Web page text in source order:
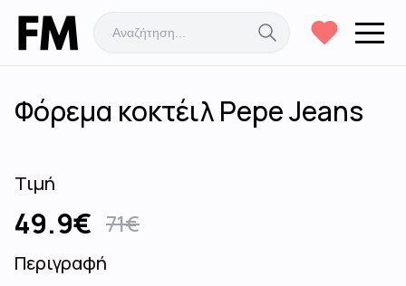
Φόρεμα κοκτέιλ Pepe Jeans
Τιμή
49.9€ 71€
Περιγραφή